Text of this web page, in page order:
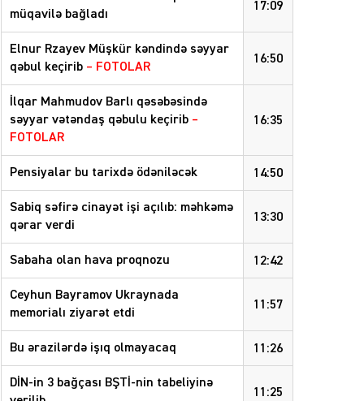
17:09
müqavilə bağladı
16:50
Elnur Rzayev Müşkür kəndində səyyar
qəbul keçirib – FOTOLAR
16:35
İlqar Mahmudov Barlı qəsəbəsində
səyyar vətəndaş qəbulu keçirib –
FOTOLAR
14:50
Pensiyalar bu tarixdə ödəniləcək
13:30
Sabiq səfirə cinayət işi açılıb: məhkəmə
qərar verdi
12:42
Sabaha olan hava proqnozu
11:57
Ceyhun Bayramov Ukraynada
memorialı ziyarət etdi
11:26
Bu ərazilərdə işıq olmayacaq
11:25
DİN-in 3 bağçası BŞTİ-nin tabeliyinə